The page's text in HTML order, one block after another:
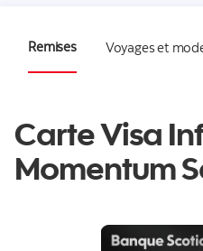
Remises Voyages et
Carte Visa
Momentum